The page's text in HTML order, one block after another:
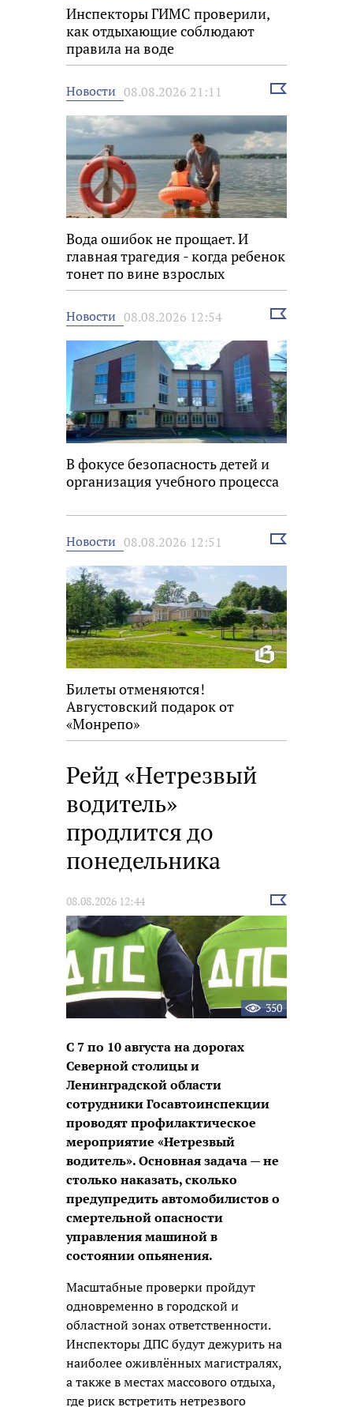
Инспекторы ГИМС проверили,
как отдыхающие соблюдают
правила на воде
Новости 08.08.2026 21:11
Выбрать
Вода ошибок не прощает. И
главная трагедия - когда ребенок
тонет по вине взрослых
Новости 08.08.2026 12:54
Выбрать
В фокусе безопасность детей и
организация учебного процесса
Новости 08.08.2026 12:51
Выбрать
Билеты отменяются!
Августовский подарок от
«Монрепо»
Рейд «Нетрезвый
водитель»
продлится до
понедельника
08.08.2026 12:44
Выбрать
новость
350
С 7 по 10 августа на дорогах
Северной столицы и
Ленинградской области
сотрудники Госавтоинспекции
проводят профилактическое
мероприятие «Нетрезвый
водитель». Основная задача — не
столько наказать, сколько
предупредить автомобилистов о
смертельной опасности
управления машиной в
состоянии опьянения.
Масштабные проверки пройдут
одновременно в городской и
областной зонах ответственности.
Инспекторы ДПС будут дежурить на
наиболее оживлённых магистралях,
а также в местах массового отдыха,
где риск встретить нетрезвого